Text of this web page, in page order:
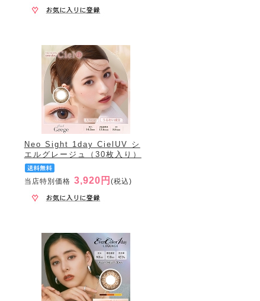
Neo Sight 1day CielUV シ
エルグレージュ（30枚入り）
当店特別価格 3,920円 (税込)